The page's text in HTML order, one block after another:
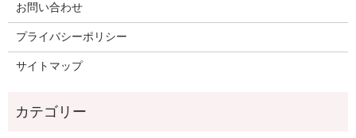
お問い合わせ
プライバシーポリシー
サイトマップ